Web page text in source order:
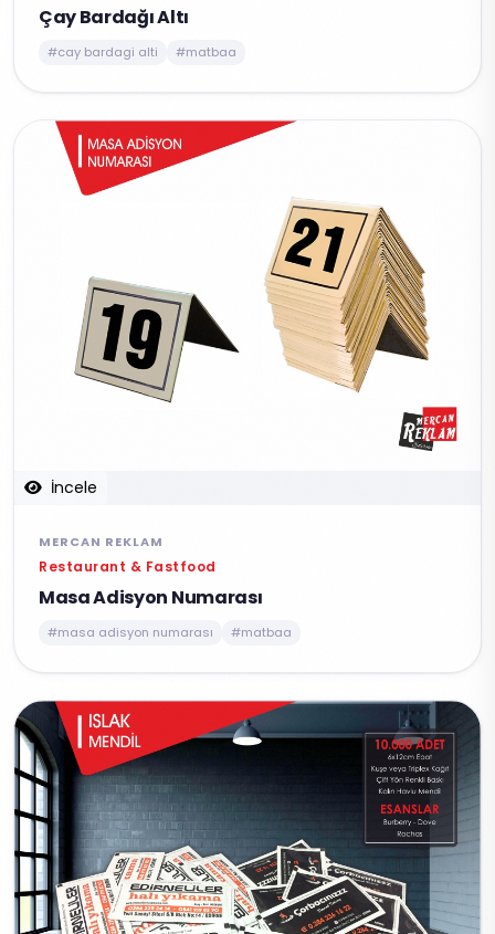
Çay Bardağı Altı
#cay bardagi alti #matbaa
İncele
MERCAN REKLAM
Restaurant & Fastfood
Masa Adisyon Numarası
#masa adisyon numarası #matbaa